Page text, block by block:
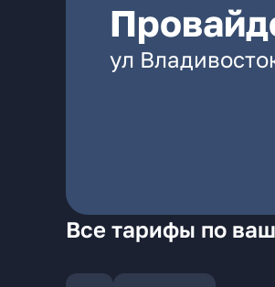
ул
Все тарифы по